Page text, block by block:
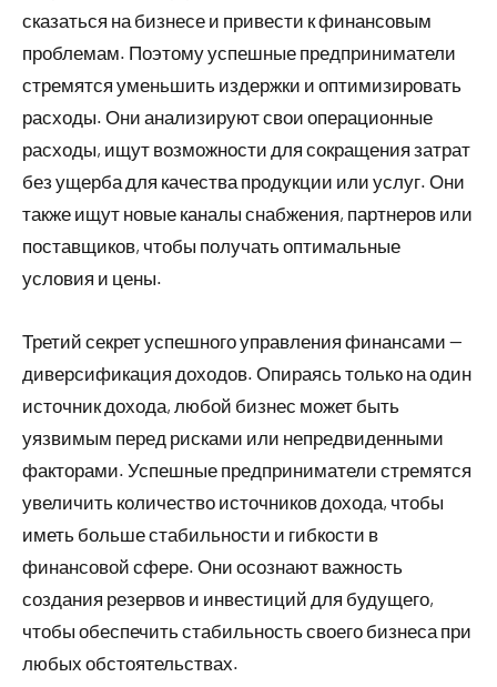
сказаться на бизнесе и привести к финансовым
проблемам. Поэтому успешные предприниматели
стремятся уменьшить издержки и оптимизировать
расходы. Они анализируют свои операционные
расходы, ищут возможности для сокращения затрат
без ущерба для качества продукции или услуг. Они
также ищут новые каналы снабжения, партнеров или
поставщиков, чтобы получать оптимальные
условия и цены.
Третий секрет успешного управления финансами —
диверсификация доходов. Опираясь только на один
источник дохода, любой бизнес может быть
уязвимым перед рисками или непредвиденными
факторами. Успешные предприниматели стремятся
увеличить количество источников дохода, чтобы
иметь больше стабильности и гибкости в
финансовой сфере. Они осознают важность
создания резервов и инвестиций для будущего,
чтобы обеспечить стабильность своего бизнеса при
любых обстоятельствах.